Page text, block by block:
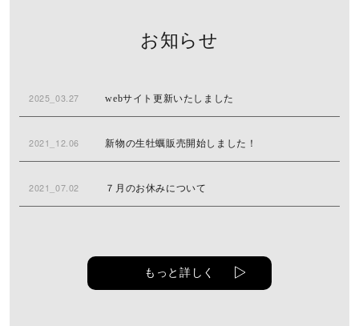
お知らせ
2025_03.27 webサイト更新いたしました
2021_12.06 新物の生牡蠣販売開始しました！
2021_07.02 ７月のお休みについて
もっと詳しく